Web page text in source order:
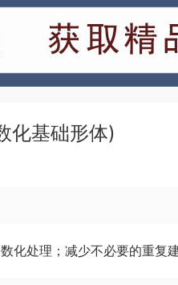
化基础形体)
化处理；减少不必要的重复